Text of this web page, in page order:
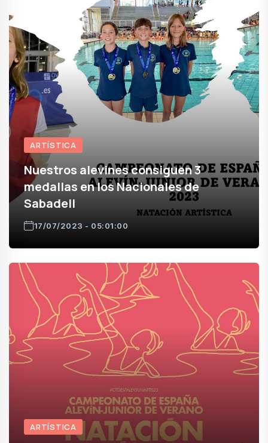
ARTÍSTICA
Nuestros alevines consiguen 3
medallas en los Nacionales de
Sabadell
17/07/2023 - 05:01:00
ARTÍSTICA